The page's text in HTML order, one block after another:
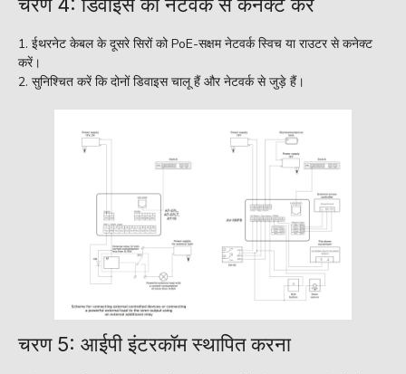
चरण 4: डिवाइस को नेटवर्क से कनेक्ट करें
ईथरनेट केबल के दूसरे सिरों को PoE-सक्षम नेटवर्क स्विच या राउटर से कनेक्ट
करें।
सुनिश्चित करें कि दोनों डिवाइस चालू हैं और नेटवर्क से जुड़े हैं।
चरण 5: आईपी इंटरकॉम स्थापित करना